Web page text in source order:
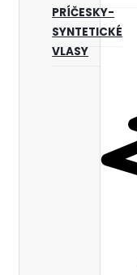
PRÍČESKY-
SYNTETICKÉ
VLASY